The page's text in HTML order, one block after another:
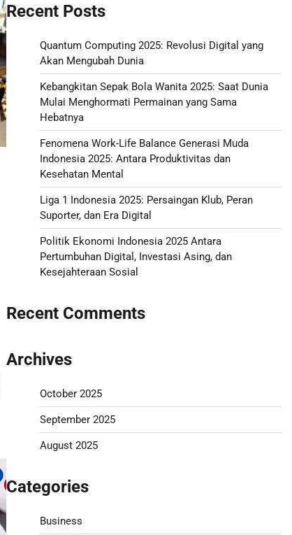
Recent Posts
Quantum Computing 2025: Revolusi Digital yang
Akan Mengubah Dunia
Kebangkitan Sepak Bola Wanita 2025: Saat Dunia
Mulai Menghormati Permainan yang Sama
Hebatnya
Fenomena Work-Life Balance Generasi Muda
Indonesia 2025: Antara Produktivitas dan
Kesehatan Mental
Liga 1 Indonesia 2025: Persaingan Klub, Peran
Suporter, dan Era Digital
Politik Ekonomi Indonesia 2025 Antara
Pertumbuhan Digital, Investasi Asing, dan
Kesejahteraan Sosial
Recent Comments
Archives
October 2025
September 2025
August 2025
Categories
Business